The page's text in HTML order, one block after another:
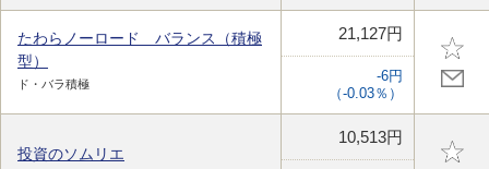
たわらノーロード バランス（積極
型）
ド・バラ積極
21,127円
-6円
（-0.03％）
投資のソムリエ
10,513円